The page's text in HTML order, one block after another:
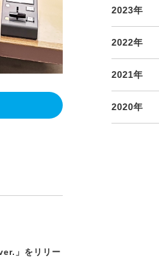
」をリリー
2023年
2022年
2021年
2020年